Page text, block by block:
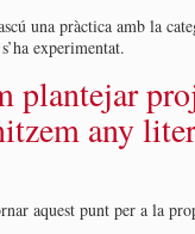
una pràctica amb la
experimentat.
plantejar
any
aquest punt per a la